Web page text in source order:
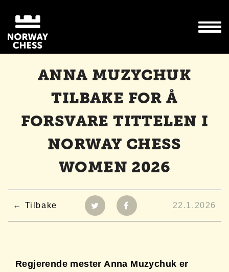
ANNA MUZYCHUK
TILBAKE FOR Å
FORSVARE TITTELEN I
NORWAY CHESS
WOMEN 2026
Tilbake 22.1.2026
Regjerende mester Anna Muzychuk er